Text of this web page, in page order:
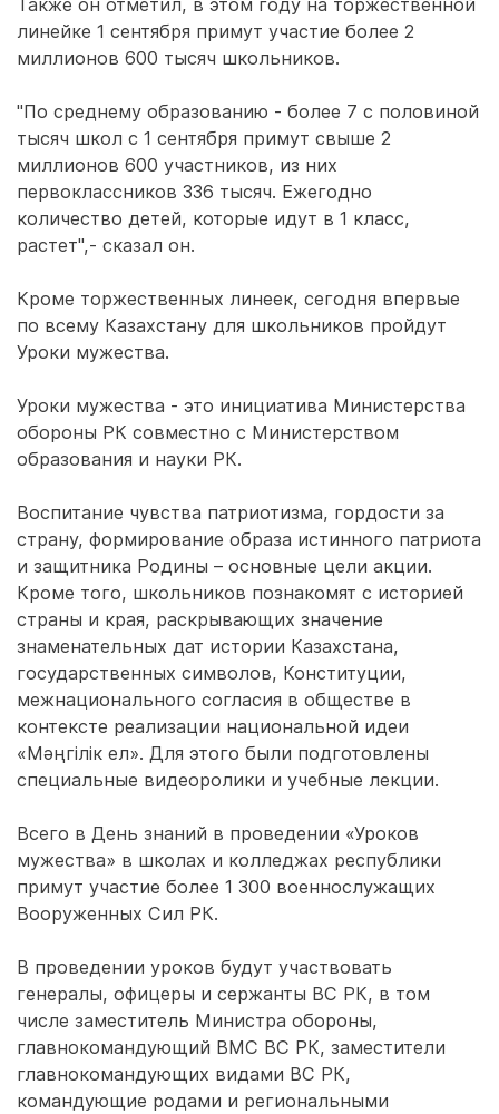
Также он отметил, в этом году на торжественной
линейке 1 сентября примут участие более 2
миллионов 600 тысяч школьников.
"По среднему образованию - более 7 с половиной
тысяч школ с 1 сентября примут свыше 2
миллионов 600 участников, из них
первоклассников 336 тысяч. Ежегодно
количество детей, которые идут в 1 класс,
растет",- сказал он.
Кроме торжественных линеек, сегодня впервые
по всему Казахстану для школьников пройдут
Уроки мужества.
Уроки мужества - это инициатива Министерства
обороны РК совместно с Министерством
образования и науки РК.
Воспитание чувства патриотизма, гордости за
страну, формирование образа истинного патриота
и защитника Родины – основные цели акции.
Кроме того, школьников познакомят с историей
страны и края, раскрывающих значение
знаменательных дат истории Казахстана,
государственных символов, Конституции,
межнационального согласия в обществе в
контексте реализации национальной идеи
«Мәңгілік ел». Для этого были подготовлены
специальные видеоролики и учебные лекции.
Всего в День знаний в проведении «Уроков
мужества» в школах и колледжах республики
примут участие более 1 300 военнослужащих
Вооруженных Сил РК.
В проведении уроков будут участвовать
генералы, офицеры и сержанты ВС РК, в том
числе заместитель Министра обороны,
главнокомандующий ВМС ВС РК, заместители
главнокомандующих видами ВС РК,
командующие родами и региональными